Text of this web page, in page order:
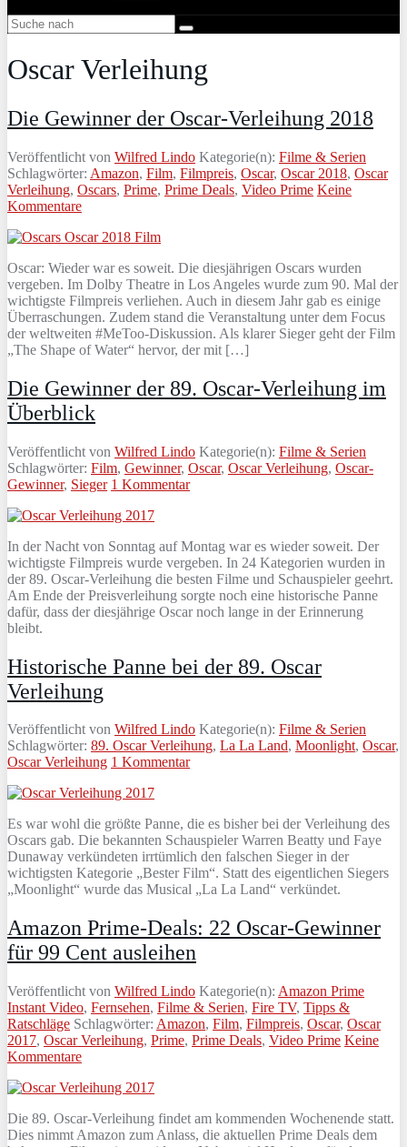
Oscar Verleihung
Die Gewinner der Oscar-Verleihung 2018
Veröffentlicht von Wilfred Lindo Kategorie(n): Filme & Serien
Schlagwörter: Amazon, Film, Filmpreis, Oscar, Oscar 2018, Oscar
Verleihung, Oscars, Prime, Prime Deals, Video Prime Keine
Kommentare
Oscar: Wieder war es soweit. Die diesjährigen Oscars wurden
vergeben. Im Dolby Theatre in Los Angeles wurde zum 90. Mal der
wichtigste Filmpreis verliehen. Auch in diesem Jahr gab es einige
Überraschungen. Zudem stand die Veranstaltung unter dem Focus
der weltweiten #MeToo-Diskussion. Als klarer Sieger geht der Film
„The Shape of Water“ hervor, der mit […]
Die Gewinner der 89. Oscar-Verleihung im
Überblick
Veröffentlicht von Wilfred Lindo Kategorie(n): Filme & Serien
Schlagwörter: Film, Gewinner, Oscar, Oscar Verleihung, Oscar-
Gewinner, Sieger 1 Kommentar
In der Nacht von Sonntag auf Montag war es wieder soweit. Der
wichtigste Filmpreis wurde vergeben. In 24 Kategorien wurden in
der 89. Oscar-Verleihung die besten Filme und Schauspieler geehrt.
Am Ende der Preisverleihung sorgte noch eine historische Panne
dafür, dass der diesjährige Oscar noch lange in der Erinnerung
bleibt.
Historische Panne bei der 89. Oscar
Verleihung
Veröffentlicht von Wilfred Lindo Kategorie(n): Filme & Serien
Schlagwörter: 89. Oscar Verleihung, La La Land, Moonlight, Oscar,
Oscar Verleihung 1 Kommentar
Es war wohl die größte Panne, die es bisher bei der Verleihung des
Oscars gab. Die bekannten Schauspieler Warren Beatty und Faye
Dunaway verkündeten irrtümlich den falschen Sieger in der
wichtigsten Kategorie „Bester Film“. Statt des eigentlichen Siegers
„Moonlight“ wurde das Musical „La La Land“ verkündet.
Amazon Prime-Deals: 22 Oscar-Gewinner
für 99 Cent ausleihen
Veröffentlicht von Wilfred Lindo Kategorie(n): Amazon Prime
Instant Video, Fernsehen, Filme & Serien, Fire TV, Tipps &
Ratschläge Schlagwörter: Amazon, Film, Filmpreis, Oscar, Oscar
2017, Oscar Verleihung, Prime, Prime Deals, Video Prime Keine
Kommentare
Die 89. Oscar-Verleihung findet am kommenden Wochenende statt.
Dies nimmt Amazon zum Anlass, die aktuellen Prime Deals dem